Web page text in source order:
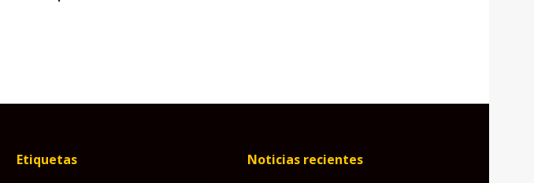
Etiquetas Noticias recientes